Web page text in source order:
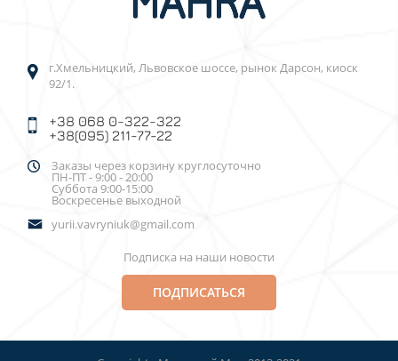
г.Хмельницкий, Львовское шоссе, рынок Дарсон, киоск
92/1.
+38 068 0-322-322
+38(095) 211-77-22
Заказы через корзину круглосуточно
ПН-ПТ - 9:00 - 20:00
Суббота 9:00-15:00
Воскресенье выходной
yurii.vavryniuk@gmail.com
Подписка на наши новости
ПОДПИСАТЬСЯ